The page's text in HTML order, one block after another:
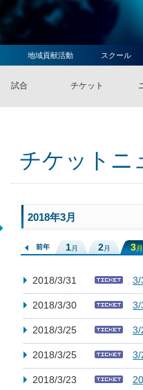
スクール
地域貢献活動
チケット
試合
チケットニ
2018年3月
前年 1月 2月 3月
2018/3/31 3/
2018/3/30 3/
2018/3/25 3/
2018/3/25 3/
2018/3/23